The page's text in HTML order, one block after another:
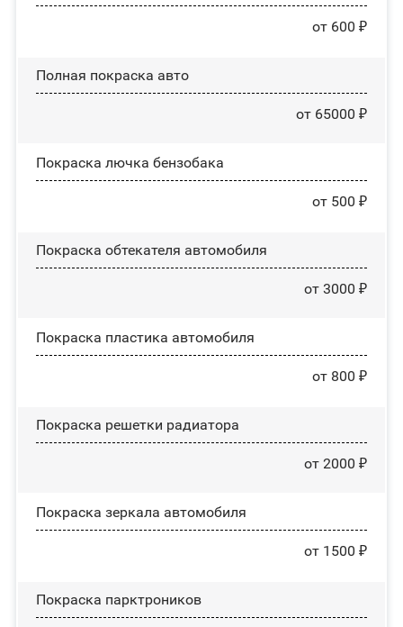
от 600 ₽
Полная покраска авто
от 65000 ₽
Покраска лючка бензобака
от 500 ₽
Покраска обтекателя автомобиля
от 3000 ₽
Покраска пластика автомобиля
от 800 ₽
Покраска решетки радиатора
от 2000 ₽
Покраска зеркала автомобиля
от 1500 ₽
Покраска парктроников